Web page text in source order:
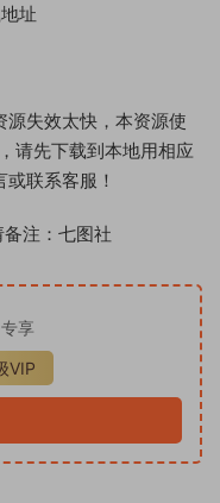
址
源失效太快，本资源使
请先下载到本地用相应
联系客服！
注：七图社
专享
VIP